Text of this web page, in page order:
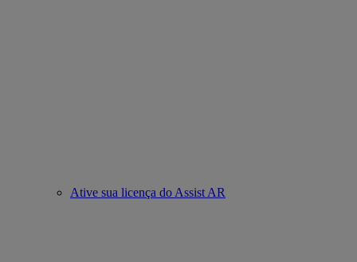
Ative sua licença do Assist AR